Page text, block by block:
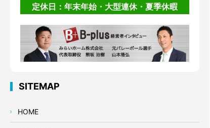
定休日：年末年始・大型連休・夏季休暇
SITEMAP
HOME